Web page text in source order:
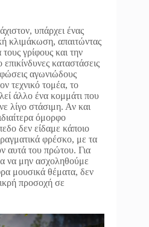
υπάρχει ένας
κλιμάκωση, απαιτώντας
γρίφους και την
καταστάσεις
αγωνιώδους
τεχνικό τομέα, το
άλλο ένα κομμάτι που
λίγο στάσιμη. Αν και
όμορφο
δεν είδαμε κάποιο
φρέσκο, με τα
αυτά του πρώτου. Για
να μην ασχοληθούμε
μουσικά θέματα, δεν
προσοχή σε